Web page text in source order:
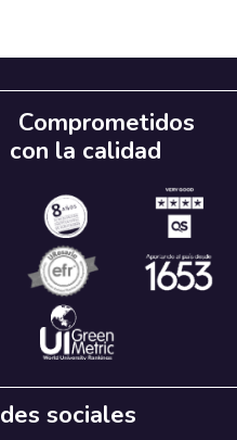
Comprometidos
con la calidad
sociales